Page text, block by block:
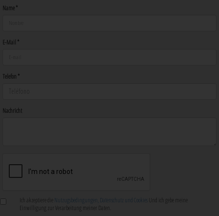
Name *
E-Mail *
Telefon *
Nachricht
Ich akzeptiere die Nutzugsbedingungen, Datenschutz und Cookies Und ich gebe meine
Einwilligung zur Verarbeitung meiner Daten.